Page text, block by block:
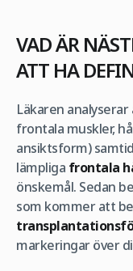
VAD ÄR
ATT HA
Läkaren
frontala muskler,
ansiktsform)
lämpliga frontala
önskemål. Sedan
som kommer att
markeringar över